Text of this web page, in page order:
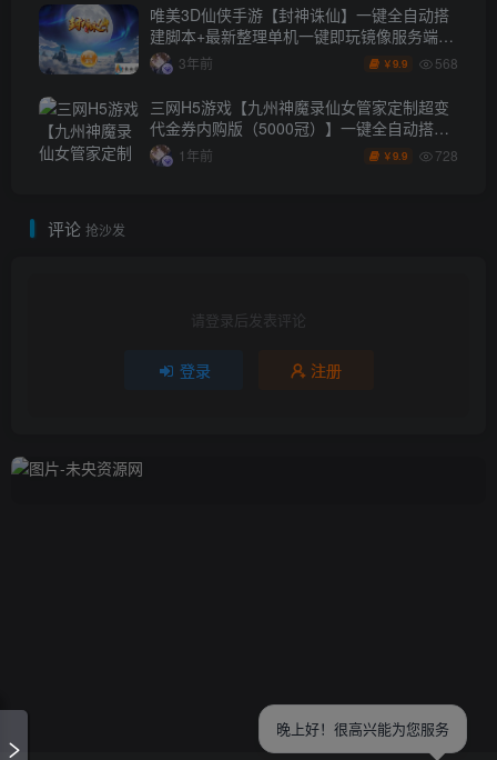
唯美3D仙侠手游【封神诛仙】一键全自动搭
建脚本+最新整理单机一键即玩镜像服务端
+Linux手工服务端+安卓苹果双端+GM授权后
台+详细搭建教程
3年前 ￥9.9 568
三网H5游戏【九州神魔录仙女管家定制超变
代金券内购版（5000冠）】一键全自动搭建
脚本+管理后台+GM加币授权后台+简易安卓
客户端
1年前 ￥9.9 728
评论 抢沙发
请登录后发表评论
登录 注册
晚上好！很高兴能为您服务